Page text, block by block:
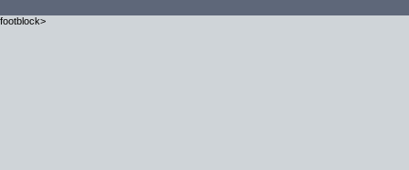
footblock>